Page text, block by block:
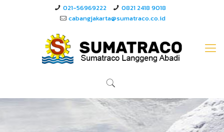
021-56969222
0821 2418 9018
cabangjakarta@sumatraco.co.id